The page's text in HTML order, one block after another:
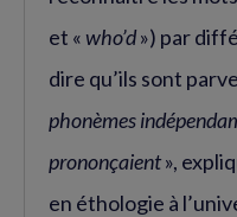
et « who’d») par
dire qu’ils sont
phonèmes
prononçaient»,
en éthologie à